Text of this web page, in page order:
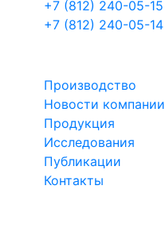
+7 (812) 240-05-15
+7 (812) 240-05-14
Производство
Новости компании
Продукция
Исследования
Публикации
Контакты